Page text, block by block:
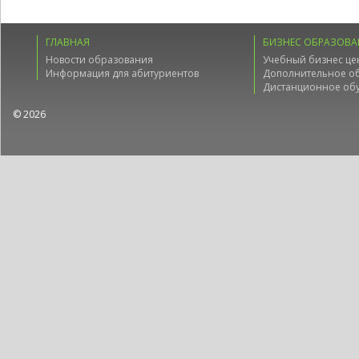
ГЛАВНАЯ
Новости образования
Информация для абитуриентов
БИЗНЕС
Учебный бизнес
Дополнительное
Дистанционное
© 2026